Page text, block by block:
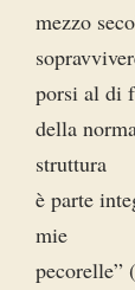
mezzo
porsi al di
della
struttura
è parte
mie